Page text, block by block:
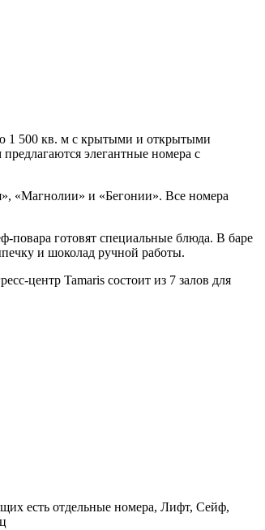
1 500 кв. м с крытыми и открытыми
элегантные номера с
«Магнолии» и «Бегонии». Все номера
повара готовят специальные блюда. В баре
и шоколад ручной работы.
центр Tamaris состоит из 7 залов для
есть отдельные номера, Лифт, Сейф,